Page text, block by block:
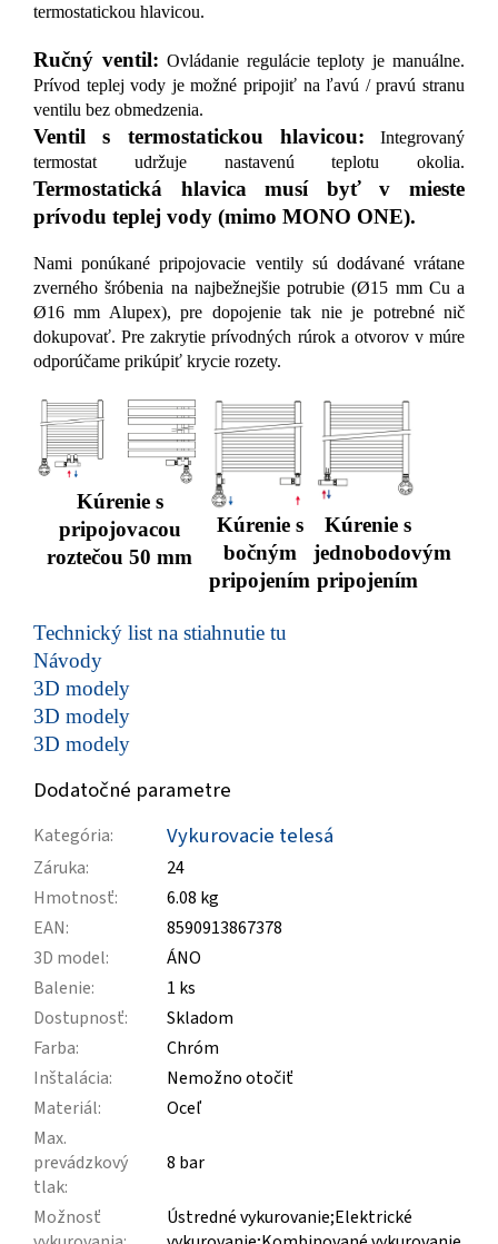
termostatickou hlavicou.
Ručný ventil: Ovládanie regulácie teploty je manuálne.
Prívod teplej vody je možné pripojiť na ľavú / pravú stranu
ventilu bez obmedzenia.
Ventil s termostatickou hlavicou: Integrovaný
termostat udržuje nastavenú teplotu okolia.
Termostatická hlavica musí byť v mieste
prívodu teplej vody (mimo MONO ONE).
Nami ponúkané pripojovacie ventily sú dodávané vrátane
zverného šróbenia na najbežnejšie potrubie (Ø15 mm Cu a
Ø16 mm Alupex), pre dopojenie tak nie je potrebné nič
dokupovať. Pre zakrytie prívodných rúrok a otvorov v múre
odporúčame prikúpiť krycie rozety.
Kúrenie s
pripojovacou
roztečou 50 mm
Kúrenie s
bočným
pripojením
Kúrenie s
jednobodovým
pripojením
Technický list na stiahnutie tu
Návody
3D modely
3D modely
3D modely
Dodatočné parametre
Kategória: Vykurovacie telesá
Záruka:
24
Hmotnosť:
6.08 kg
EAN:
8590913867378
3D model:
ÁNO
Balenie:
1 ks
Dostupnosť:
Skladom
Farba:
Chróm
Inštalácia:
Nemožno otočiť
Materiál:
Oceľ
Max.
prevádzkový
tlak:
8 bar
Možnosť
Ústredné vykurovanie;Elektrické